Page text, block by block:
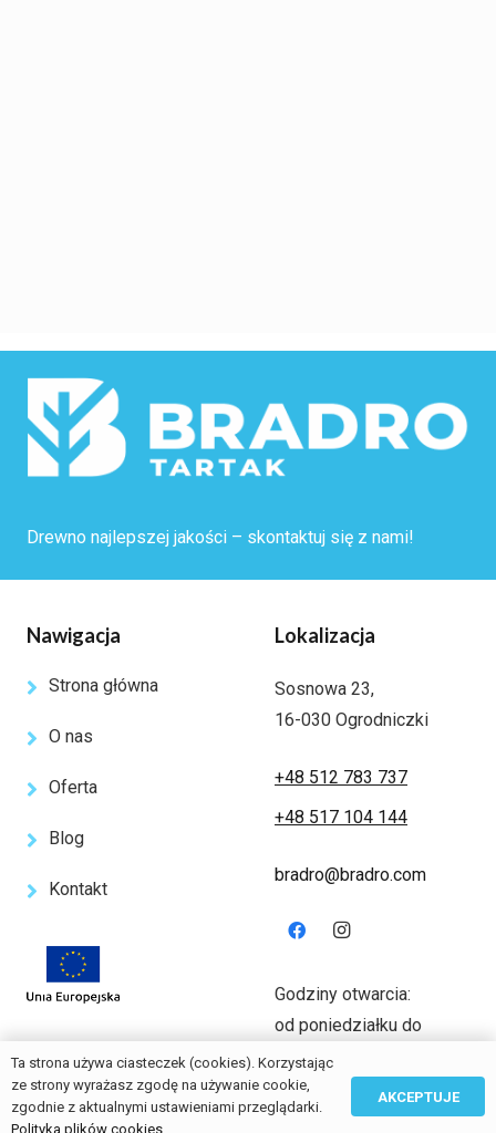
Drewno najlepszej jakości – skontaktuj się z nami!
Nawigacja
Strona główna
O nas
Oferta
Blog
Kontakt
Lokalizacja
Sosnowa 23,
16-030 Ogrodniczki
+48 512 783 737
+48 517 104 144
bradro@bradro.com
Godziny otwarcia:
od poniedziałku do
piątku 7.00-15.00
Ta strona używa ciasteczek (cookies). Korzystając
ze strony wyrażasz zgodę na używanie cookie,
zgodnie z aktualnymi ustawieniami przeglądarki.
Polityka plików cookies
AKCEPTUJE